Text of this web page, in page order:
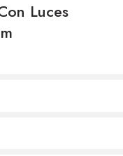
Luces